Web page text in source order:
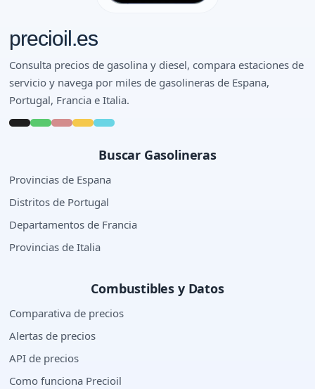
precioil.es
Consulta precios de gasolina y diesel, compara estaciones de
servicio y navega por miles de gasolineras de Espana,
Portugal, Francia e Italia.
Buscar Gasolineras
Provincias de Espana
Distritos de Portugal
Departamentos de Francia
Provincias de Italia
Combustibles y Datos
Comparativa de precios
Alertas de precios
API de precios
Como funciona Precioil